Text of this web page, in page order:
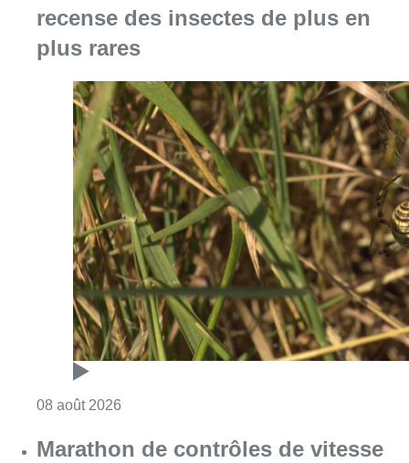
recense des insectes de plus en
plus rares
08 août 2026
Marathon de contrôles de vitesse